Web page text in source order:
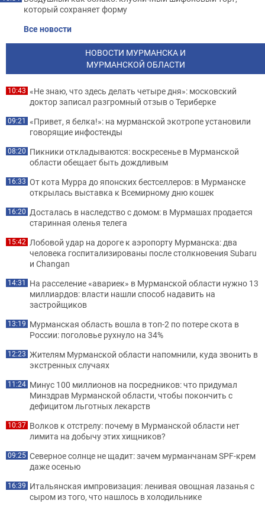
который сохраняет форму
Все новости
НОВОСТИ МУРМАНСКА И
МУРМАНСКОЙ ОБЛАСТИ
10:43 «Не знаю, что здесь делать четыре дня»: московский
доктор записал разгромный отзыв о Териберке
09:21 «Привет, я белка!»: на мурманской экотропе установили
говорящие инфостенды
08:20 Пикники откладываются: воскресенье в Мурманской
области обещает быть дождливым
16:33 От кота Мурра до японских бестселлеров: в Мурманске
открылась выставка к Всемирному дню кошек
16:20 Досталась в наследство с домом: в Мурмашах продается
старинная оленья телега
15:42 Лобовой удар на дороге к аэропорту Мурманска: два
человека госпитализированы после столкновения Subaru
и Changan
14:31 На расселение «авариек» в Мурманской области нужно 13
миллиардов: власти нашли способ надавить на
застройщиков
13:19 Мурманская область вошла в топ-2 по потере скота в
России: поголовье рухнуло на 34%
12:23 Жителям Мурманской области напомнили, куда звонить в
экстренных случаях
11:24 Минус 100 миллионов на посредников: что придумал
Минздрав Мурманской области, чтобы покончить с
дефицитом льготных лекарств
10:37 Волков к отстрелу: почему в Мурманской области нет
лимита на добычу этих хищников?
09:25 Северное солнце не щадит: зачем мурманчанам SPF-крем
даже осенью
16:39 Итальянская импровизация: ленивая овощная лазанья с
сыром из того, что нашлось в холодильнике